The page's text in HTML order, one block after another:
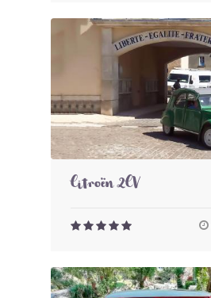
Citroën 2CV